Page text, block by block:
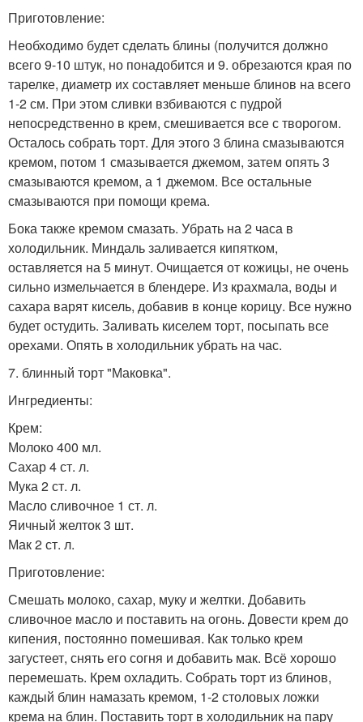
Приготовление:
Необходимо будет сделать блины (получится должно
всего 9-10 штук, но понадобится и 9. обрезаются края по
тарелке, диаметр их составляет меньше блинов на всего
1-2 см. При этом сливки взбиваются с пудрой
непосредственно в крем, смешивается все с творогом.
Осталось собрать торт. Для этого 3 блина смазываются
кремом, потом 1 смазывается джемом, затем опять 3
смазываются кремом, а 1 джемом. Все остальные
смазываются при помощи крема.
Бока также кремом смазать. Убрать на 2 часа в
холодильник. Миндаль заливается кипятком,
оставляется на 5 минут. Очищается от кожицы, не очень
сильно измельчается в блендере. Из крахмала, воды и
сахара варят кисель, добавив в конце корицу. Все нужно
будет остудить. Заливать киселем торт, посыпать все
орехами. Опять в холодильник убрать на час.
7. блинный торт "Маковка".
Ингредиенты:
Крем:
Молоко 400 мл.
Сахар 4 ст. л.
Мука 2 ст. л.
Масло сливочное 1 ст. л.
Яичный желток 3 шт.
Мак 2 ст. л.
Приготовление:
Смешать молоко, сахар, муку и желтки. Добавить
сливочное масло и поставить на огонь. Довести крем до
кипения, постоянно помешивая. Как только крем
загустеет, снять его согня и добавить мак. Всё хорошо
перемешать. Крем охладить. Собрать торт из блинов,
каждый блин намазать кремом, 1-2 столовых ложки
крема на блин. Поставить торт в холодильник на пару